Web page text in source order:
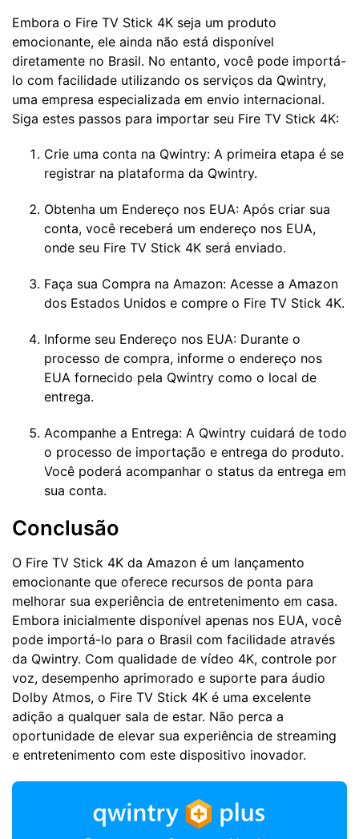
Embora o Fire TV Stick 4K seja um produto
emocionante, ele ainda não está disponível
diretamente no Brasil. No entanto, você pode importá-
lo com facilidade utilizando os serviços da Qwintry,
uma empresa especializada em envio internacional.
Siga estes passos para importar seu Fire TV Stick 4K:
Crie uma conta na Qwintry: A primeira etapa é se
registrar na plataforma da Qwintry.
Obtenha um Endereço nos EUA: Após criar sua
conta, você receberá um endereço nos EUA,
onde seu Fire TV Stick 4K será enviado.
Faça sua Compra na Amazon: Acesse a Amazon
dos Estados Unidos e compre o Fire TV Stick 4K.
Informe seu Endereço nos EUA: Durante o
processo de compra, informe o endereço nos
EUA fornecido pela Qwintry como o local de
entrega.
Acompanhe a Entrega: A Qwintry cuidará de todo
o processo de importação e entrega do produto.
Você poderá acompanhar o status da entrega em
sua conta.
Conclusão
O Fire TV Stick 4K da Amazon é um lançamento
emocionante que oferece recursos de ponta para
melhorar sua experiência de entretenimento em casa.
Embora inicialmente disponível apenas nos EUA, você
pode importá-lo para o Brasil com facilidade através
da Qwintry. Com qualidade de vídeo 4K, controle por
voz, desempenho aprimorado e suporte para áudio
Dolby Atmos, o Fire TV Stick 4K é uma excelente
adição a qualquer sala de estar. Não perca a
oportunidade de elevar sua experiência de streaming
e entretenimento com este dispositivo inovador.